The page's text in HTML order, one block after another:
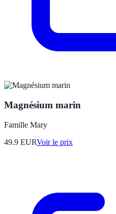
Magnésium marin
Famille Mary
49.9 EURVoir le prix